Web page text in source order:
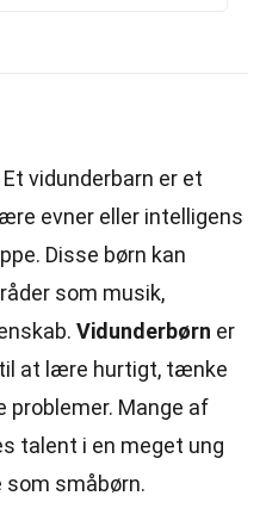
Et vidunderbarn er et
evner eller intelligens
Disse børn kan
som musik,
Vidunderbørn er
at lære hurtigt, tænke
problemer. Mange af
talent i en meget ung
som småbørn.